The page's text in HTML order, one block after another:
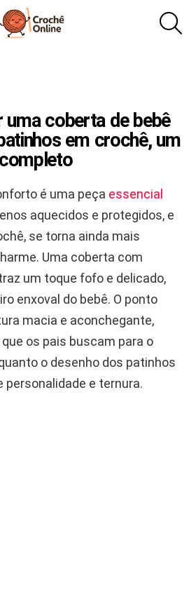
uma coberta de bebê
em crochê, um
é uma peça essencial
aquecidos e protegidos, e
se torna ainda mais
Uma coberta com
um toque fofo e delicado,
enxoval do bebê. O ponto
macia e aconchegante,
os pais buscam para o
o desenho dos patinhos
personalidade e ternura.